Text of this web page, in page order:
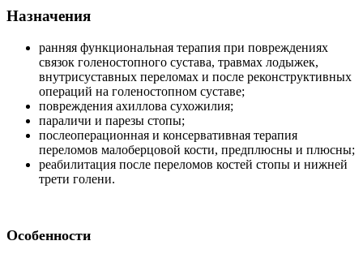
Назначения
ранняя функциональная терапия при повреждениях
связок голеностопного сустава, травмах лодыжек,
внутрисуставных переломах и после реконструктивных
операций на голеностопном суставе;
повреждения ахиллова сухожилия;
параличи и парезы стопы;
послеоперационная и консервативная терапия
переломов малоберцовой кости, предплюсны и плюсны;
реабилитация после переломов костей стопы и нижней
трети голени.
Особенности